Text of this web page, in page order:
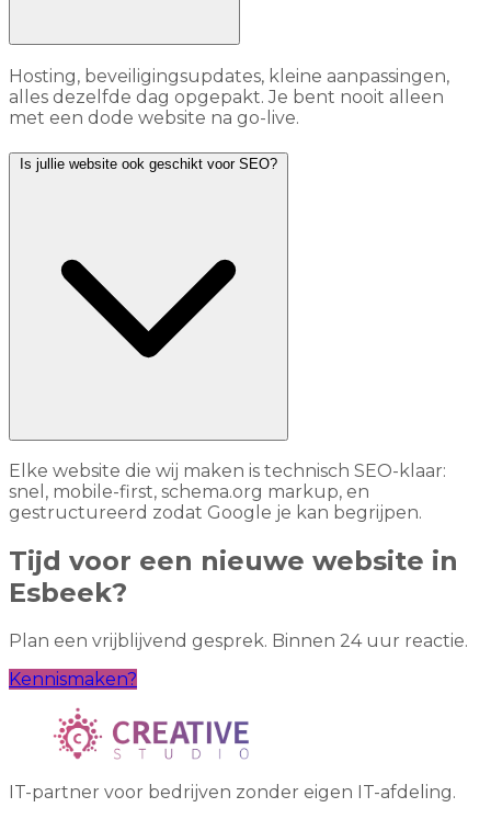
Hosting, beveiligingsupdates, kleine aanpassingen,
alles dezelfde dag opgepakt. Je bent nooit alleen
met een dode website na go-live.
Is jullie website ook geschikt voor SEO?
Elke website die wij maken is technisch SEO-klaar:
snel, mobile-first, schema.org markup, en
gestructureerd zodat Google je kan begrijpen.
Tijd voor een nieuwe website in
Esbeek?
Plan een vrijblijvend gesprek. Binnen 24 uur reactie.
Kennismaken?
IT-partner voor bedrijven zonder eigen IT-afdeling.